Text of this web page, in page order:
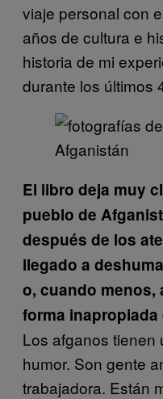
viaje personal con
años de cultura e
historia de mi
durante los últimos
El libro deja muy
pueblo de
después de los
llegado a
o, cuando menos,
forma
Los afganos tienen
humor. Son gente
trabajadora. Están